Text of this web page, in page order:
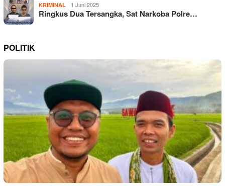
KRIMINAL 1 Juni 2025
Ringkus Dua Tersangka, Sat Narkoba Polre…
POLITIK